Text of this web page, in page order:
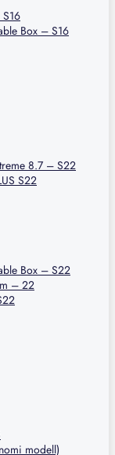
Box – S16
8.7 – S22
S22
Box – S22
– 22
modell)